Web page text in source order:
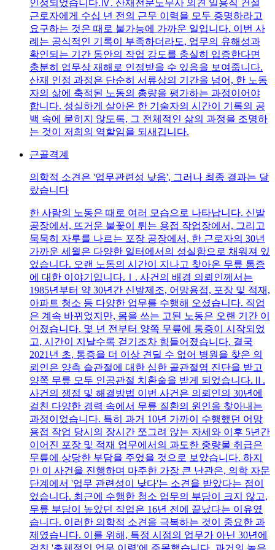
인정되었습니다.Ⅳ. 산재전문노무사 의견 일용직 건설
근로자에게 수십 년 전의 근무 이력을 모두 증명하라고
요구하는 것은 때로 불가능에 가까운 일입니다. 이번 사
례는 공식적인 기록이 부족하더라도, 업무의 유해성과
확인되는 기간 동안의 작업 강도를 충실히 입증한다면
충분히 업무상 재해로 인정받을 수 있음을 보여줍니다.
산재 인정 과정은 단순히 서류상의 기간을 넘어, 한 노동
자의 삶에 축적된 노동의 총량을 평가하는 과정이어야
합니다. 성실하게 살아온 한 기술자의 시간이 기록의 공
백 속에 묻히지 않도록, 그 전체적인 삶의 과정을 조명하
는 것이 저희의 역할임을 되새깁니다.
근골격계
의학적 소견은 '업무관련성 낮음', 그러나 최종 결과는 달
랐습니다
한 사람의 노동은 때로 여러 모습으로 나타납니다. 신발
공장에서, 뜨거운 불꽃이 튀는 용접 작업장에서, 그리고
묵묵히 자루를 나르는 포장 공장에서, 한 근로자의 30년
가까운 세월은 다양한 일터에서의 성실함으로 채워져 있
었습니다. 오랜 노동의 시간이 지나고 찾아온 무릎 통증
에 대한 이야기입니다.Ⅰ. 사건의 배경 의뢰인께서는
1985년부터 약 30년간 신발제조, 어망용접, 포장 및 적재,
아파트 청소 등 다양한 업무를 수행해 오셨습니다. 직업
은 계속 바뀌었지만, 몸을 쓰는 고된 노동은 오랜 기간 이
어졌습니다. 몇 년 전부터 양쪽 무릎에 통증이 시작되었
고, 시간이 지날수록 걷기조차 힘들어졌습니다. 결국
2021년 초, 통증을 더 이상 견딜 수 없어 병원을 찾은 의
뢰인은 양측 슬관절에 대한 심한 골관절염 진단을 받고
양쪽 무릎 모두 인공관절 치환술을 받게 되었습니다.Ⅱ.
사건의 쟁점 및 해결방법 이번 사건은 의뢰인의 30년에
걸친 다양한 경력 속에서 무릎 질환의 원인을 찾아내는
과정이었습니다. 특히 과거 10년 가까이 수행했던 어망
용접 작업 당시의 장시간 쪼그려 앉는 자세와 이후 5년간
이어진 포장 및 적재 업무에서의 과도한 중량물 취급은
무릎에 상당한 부담을 주었을 것으로 보았습니다. 하지
만 이 사건을 진행하며 마주한 가장 큰 난관은, 의학 자문
단계에서 '업무 관련성이 낮다'는 소견을 받았다는 점이
었습니다. 최근에 수행한 청소 업무의 부담이 크지 않고,
무릎 부담이 높았던 작업은 16년 전에 끝났다는 이유였
습니다. 이러한 의학적 소견을 극복하는 것이 중요한 과
제였습니다. 이를 위해, 특정 시점의 업무가 아닌 30년에
걸친 '총체적인 업무 이력'에 주목했습니다. 과거의 높은